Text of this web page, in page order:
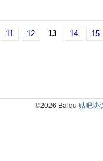
11 12 13 14 15
©2026 Baidu 贴吧协